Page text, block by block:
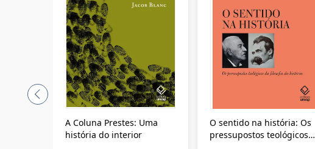
A Coluna Prestes: Uma
história do interior
O sentido na história: Os
pressupostos teológicos